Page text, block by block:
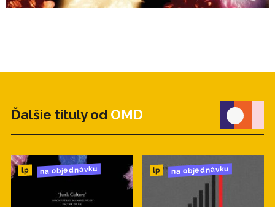
Ďalšie tituly od OMD
lp na objednávku lp na objednávku